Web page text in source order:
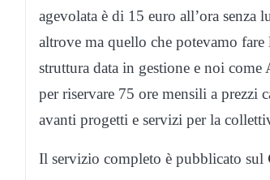
agevolata è di 15 euro all’ora senza
altrove ma quello che potevamo
struttura data in gestione e noi
per riservare 75 ore mensili a prezzi
avanti progetti e servizi per la
Il servizio completo è pubblicato sul